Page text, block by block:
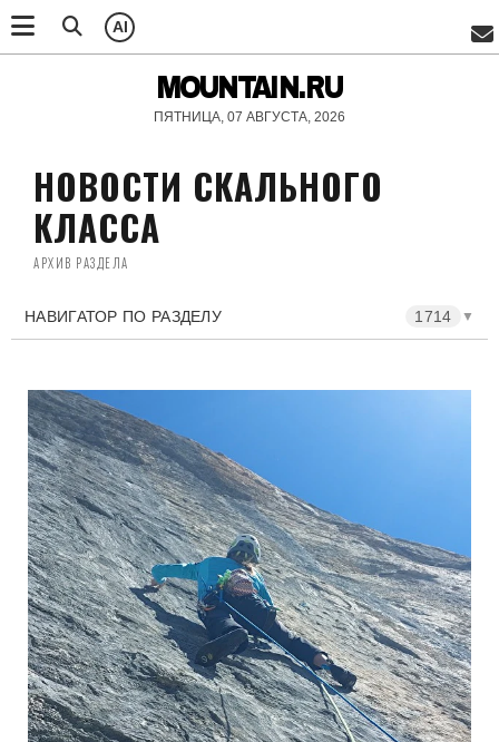
AI
MOUNTAIN.RU
ПЯТНИЦА, 07 АВГУСТА, 2026
НОВОСТИ СКАЛЬНОГО
КЛАССА
АРХИВ РАЗДЕЛА
НАВИГАТОР ПО РАЗДЕЛУ 1714 ▼